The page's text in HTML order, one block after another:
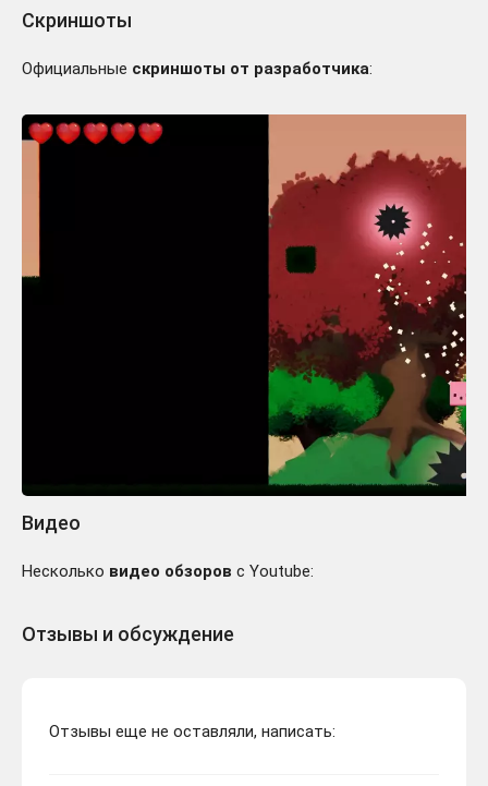
Скриншоты
Официальные скриншоты от разработчика:
Видео
Несколько видео обзоров с Youtube:
Отзывы и обсуждение
Отзывы еще не оставляли, написать: